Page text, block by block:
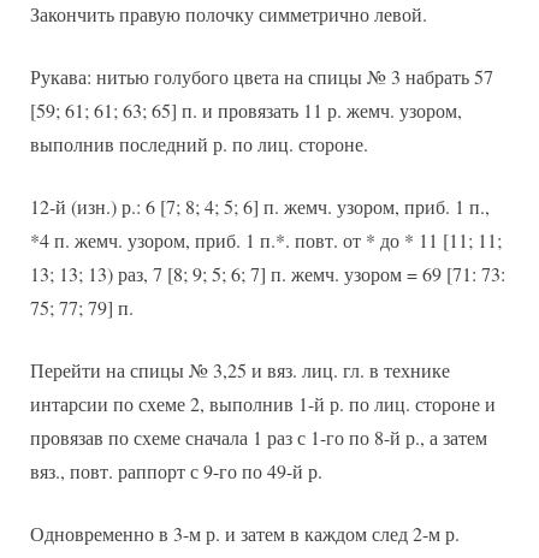
Закончить правую полочку симметрично левой.
Рукава: нитью голубого цвета на спицы № 3 набрать 57
[59; 61; 61; 63; 65] п. и провязать 11 р. жемч. узором,
выполнив последний р. по лиц. стороне.
12-й (изн.) р.: 6 [7; 8; 4; 5; 6] п. жемч. узором, приб. 1 п.,
*4 п. жемч. узором, приб. 1 п.*. повт. от * до * 11 [11; 11;
13; 13; 13) раз, 7 [8; 9; 5; 6; 7] п. жемч. узором = 69 [71: 73:
75; 77; 79] п.
Перейти на спицы № 3,25 и вяз. лиц. гл. в технике
интарсии по схеме 2, выполнив 1-й р. по лиц. стороне и
провязав по схеме сначала 1 раз с 1-го по 8-й р., а затем
вяз., повт. раппорт с 9-го по 49-й р.
Одновременно в 3-м р. и затем в каждом след 2-м р.